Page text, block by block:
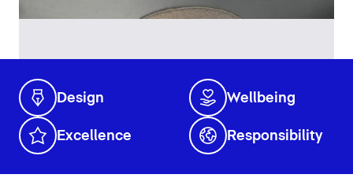
Design Wellbeing
Excellence Responsibility